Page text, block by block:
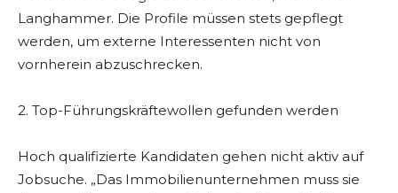
Langhammer. Die Profile müssen stets gepflegt
werden, um externe Interessenten nicht von
vornherein abzuschrecken.
2. Top-Führungskräftewollen gefunden werden
Hoch qualifizierte Kandidaten gehen nicht aktiv auf
Jobsuche. „Das Immobilienunternehmen muss sie